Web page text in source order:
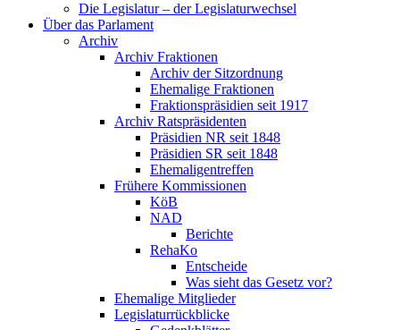
Die Legislatur – der Legislaturwechsel
Über das Parlament
Archiv
Archiv Fraktionen
Archiv der Sitzordnung
Ehemalige Fraktionen
Fraktionspräsidien seit 1917
Archiv Ratspräsidenten
Präsidien NR seit 1848
Präsidien SR seit 1848
Ehemaligentreffen
Frühere Kommissionen
KöB
NAD
Berichte
RehaKo
Entscheide
Was sieht das Gesetz vor?
Ehemalige Mitglieder
Legislaturrückblicke